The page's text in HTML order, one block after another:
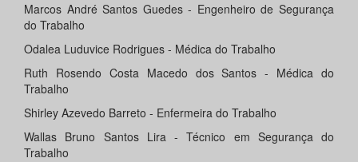
Marcos André Santos Guedes - Engenheiro de Segurança
do Trabalho
Odalea Luduvice Rodrigues - Médica do Trabalho
Ruth Rosendo Costa Macedo dos Santos - Médica do
Trabalho
Shirley Azevedo Barreto - Enfermeira do Trabalho
Wallas Bruno Santos Lira - Técnico em Segurança do
Trabalho